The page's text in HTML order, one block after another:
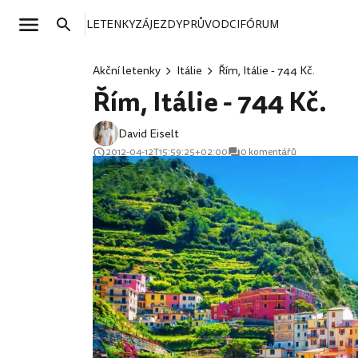
LETENKYZÁJEZDYPRŮVODCIFÓRUM
Akční letenky Itálie Řím, Itálie - 744 Kč.
Řím, Itálie - 744 Kč.
David Eiselt
2012-04-12T15:59:25+02:00 0 komentářů